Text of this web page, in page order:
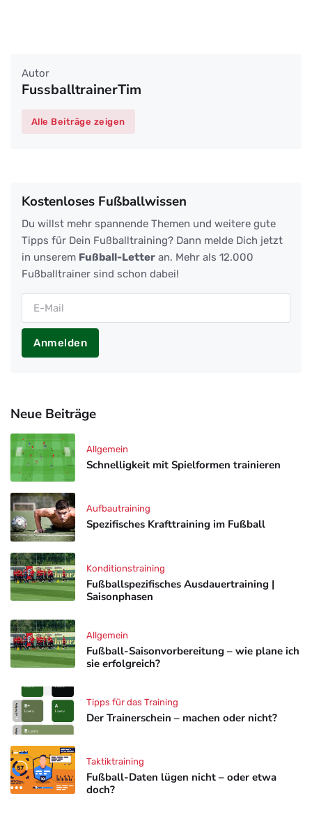
Autor
FussballtrainerTim
Alle Beiträge zeigen
Kostenloses Fußballwissen
Du willst mehr spannende Themen und weitere gute
Tipps für Dein Fußballtraining? Dann melde Dich jetzt
in unserem Fußball-Letter an. Mehr als 12.000
Fußballtrainer sind schon dabei!
Anmelden
Neue Beiträge
Schnelligkeit mit Spielformen trainieren
Allgemein
Spezifisches Krafttraining im Fußball
Aufbautraining
Fußballspezifisches Ausdauertraining |
Saisonphasen
Konditionstraining
Fußball-Saisonvorbereitung – wie plane ich
sie erfolgreich?
Allgemein
Der Trainerschein – machen oder nicht?
Tipps für das Training
Fußball-Daten lügen nicht – oder etwa
doch?
Taktiktraining